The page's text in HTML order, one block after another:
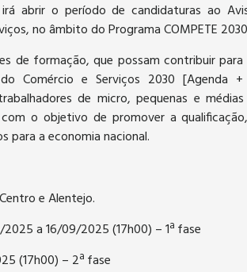
abrir o período de candidaturas ao
no âmbito do Programa COMPETE
de formação, que possam contribuir
Comércio e Serviços 2030 [Agenda
de micro, pequenas e
o objetivo de promover a
para a economia nacional.
e Alentejo.
a 16/09/2025 (17h00) – 1ª fase
(17h00) – 2ª fase